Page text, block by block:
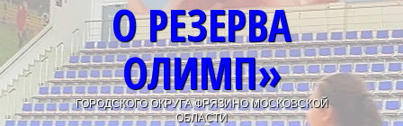
О РЕЗЕРВА
ОЛИМП»
ГОРОДСКОГО ОКРУГА ФРЯЗИНО МОСКОВСКОЙ
ОБЛАСТИ